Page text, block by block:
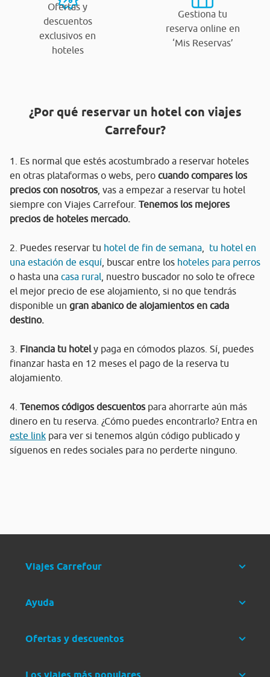
Ofertas y
descuentos
exclusivos en
hoteles
Gestiona tu
reserva online en
‘Mis Reservas’
¿Por qué reservar un hotel con viajes
Carrefour?
1. Es normal que estés acostumbrado a reservar hoteles
en otras plataformas o webs, pero cuando compares los
precios con nosotros, vas a empezar a reservar tu hotel
siempre con Viajes Carrefour. Tenemos los mejores
precios de hoteles mercado.
2. Puedes reservar tu hotel de fin de semana
tu hotel en
una estación de esquí , buscar entre los hoteles para perros
o hasta una casa rural , nuestro buscador no solo te ofrece
el mejor precio de ese alojamiento, si no que tendrás
disponible un gran abanico de alojamientos en cada
destino.
3. Financia tu hotely paga en cómodos plazos. Sí, puedes
finanzar hasta en 12 meses el pago de la reserva tu
alojamiento.
4. Tenemos códigos descuentos para ahorrarte aún más
dinero en tu reserva. ¿Cómo puedes encontrarlo? Entra en
este link para ver si tenemos algún código publicado y
síguenos en redes sociales para no perderte ninguno.
Viajes Carrefour
Ayuda
Ofertas y descuentos